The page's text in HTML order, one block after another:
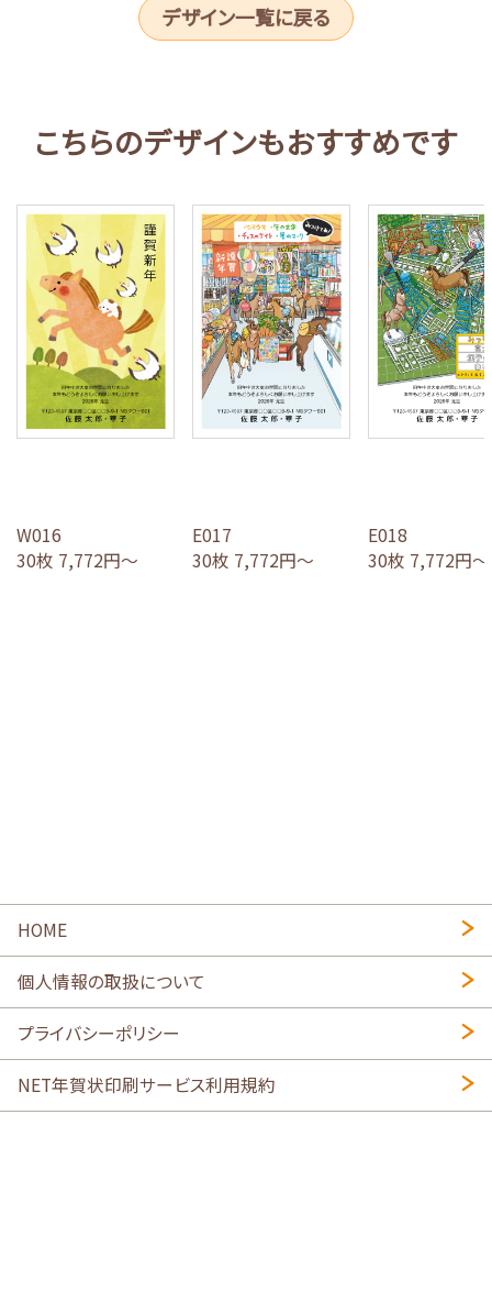
デザイン一覧に戻る
こちらのデザインもおすすめです
W016
30枚 7,772円～
E017
30枚 7,772円～
E018
30枚 7,772円～
HOME
個人情報の取扱について
プライバシーポリシー
NET年賀状印刷サービス利用規約